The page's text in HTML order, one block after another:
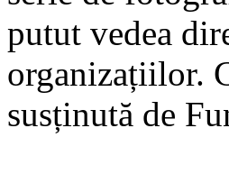
putut vedea
organizațiilor.
susținută de